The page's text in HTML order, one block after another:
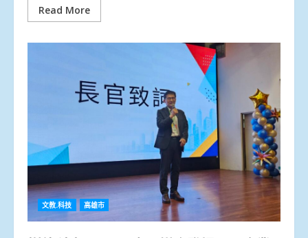
Read More
文教.科技 高雄市